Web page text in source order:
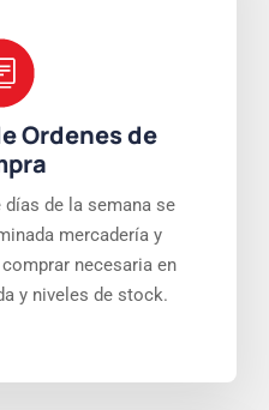
Ordenes de
de la semana se
mercadería y
necesaria en
y niveles de stock.